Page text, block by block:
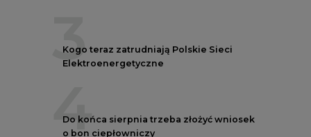
3
Kogo teraz zatrudniają Polskie Sieci
Elektroenergetyczne
4
Do końca sierpnia trzeba złożyć wniosek
o bon ciepłowniczy